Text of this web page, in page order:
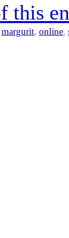
this
margurit, online,